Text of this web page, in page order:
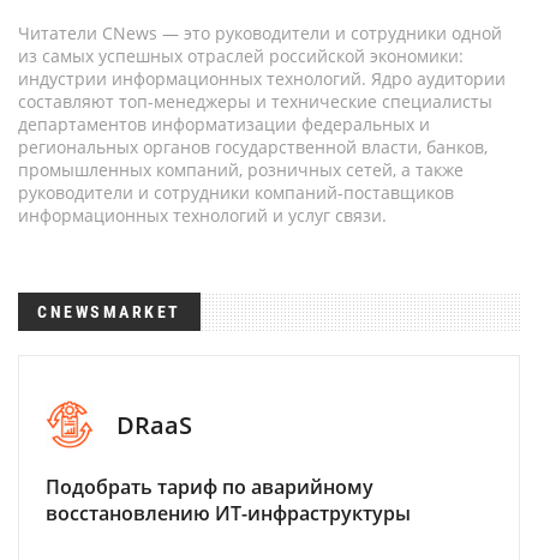
Читатели CNews — это руководители и сотрудники одной
из самых успешных отраслей российской экономики:
индустрии информационных технологий. Ядро аудитории
составляют топ-менеджеры и технические специалисты
департаментов информатизации федеральных и
региональных органов государственной власти, банков,
промышленных компаний, розничных сетей, а также
руководители и сотрудники компаний-поставщиков
информационных технологий и услуг связи.
CNEWSMARKET
DRaaS
Подобрать тариф по аварийному
восстановлению ИТ-инфраструктуры